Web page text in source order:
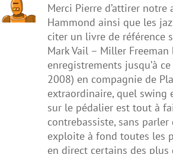
Merci Pierre d’attirer
Hammond ainsi que les
citer un livre de référence
Mark Vail – Miller
enregistrements jusqu’à
2008) en compagnie de
extraordinaire, quel swing
sur le pédalier est tout à
contrebassiste, sans
exploite à fond toutes les
en direct certains des